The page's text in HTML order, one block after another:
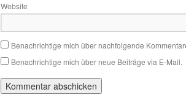
Website
Benachrichtige mich über nachfolgende
Benachrichtige mich über neue Beiträge via E-Mail.